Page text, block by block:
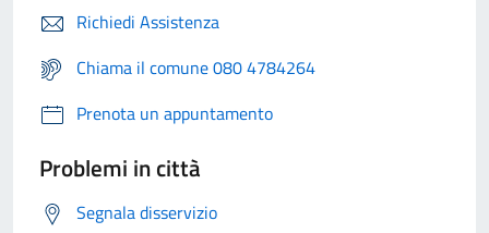
Richiedi Assistenza
Chiama il comune 080 4784264
Prenota un appuntamento
Problemi in città
Segnala disservizio